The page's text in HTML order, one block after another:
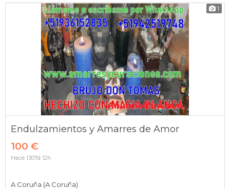
1
Endulzamientos y Amarres de Amor
100 €
A Coruña (A Coruña)
Hace 1307d 12h